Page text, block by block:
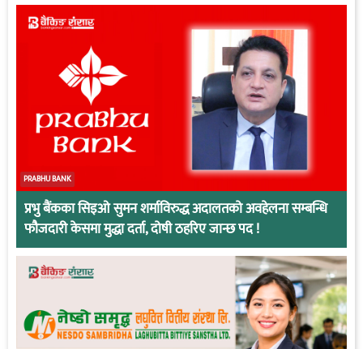
PRABHU BANK
प्रभु बैंकका सिइओ सुमन शर्माविरुद्ध अदालतको अवहेलना सम्बन्धि
फौजदारी केसमा मुद्धा दर्ता, दोषी ठहरिए जान्छ पद !